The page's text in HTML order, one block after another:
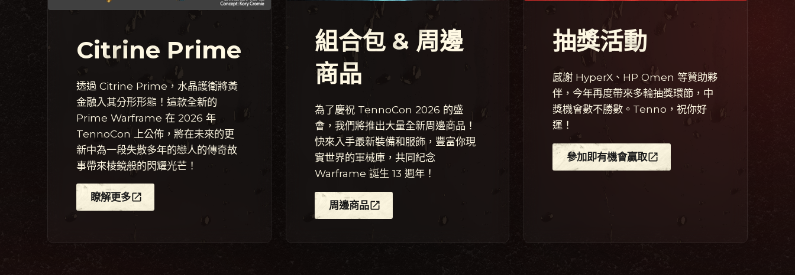
Citrine Prime
透過 Citrine Prime，水晶護衛將黃
金融入其分形形態！這款全新的
Prime Warframe 在 2026 年
TennoCon 上公佈，將在未來的更
新中為一段失散多年的戀人的傳奇故
事帶來棱鏡般的閃耀光芒！
瞭解更多
組合包 & 周邊
商品
為了慶祝 TennoCon 2026 的盛
會，我們將推出大量全新周邊商品！
快來入手最新裝備和服飾，豐富你現
實世界的軍械庫，共同紀念
Warframe 誕生 13 週年！
周邊商品
抽獎活動
感謝 HyperX、HP Omen 等贊助夥
伴，今年再度帶來多輪抽獎環節，中
獎機會數不勝數。Tenno，祝你好
運！
參加即有機會贏取